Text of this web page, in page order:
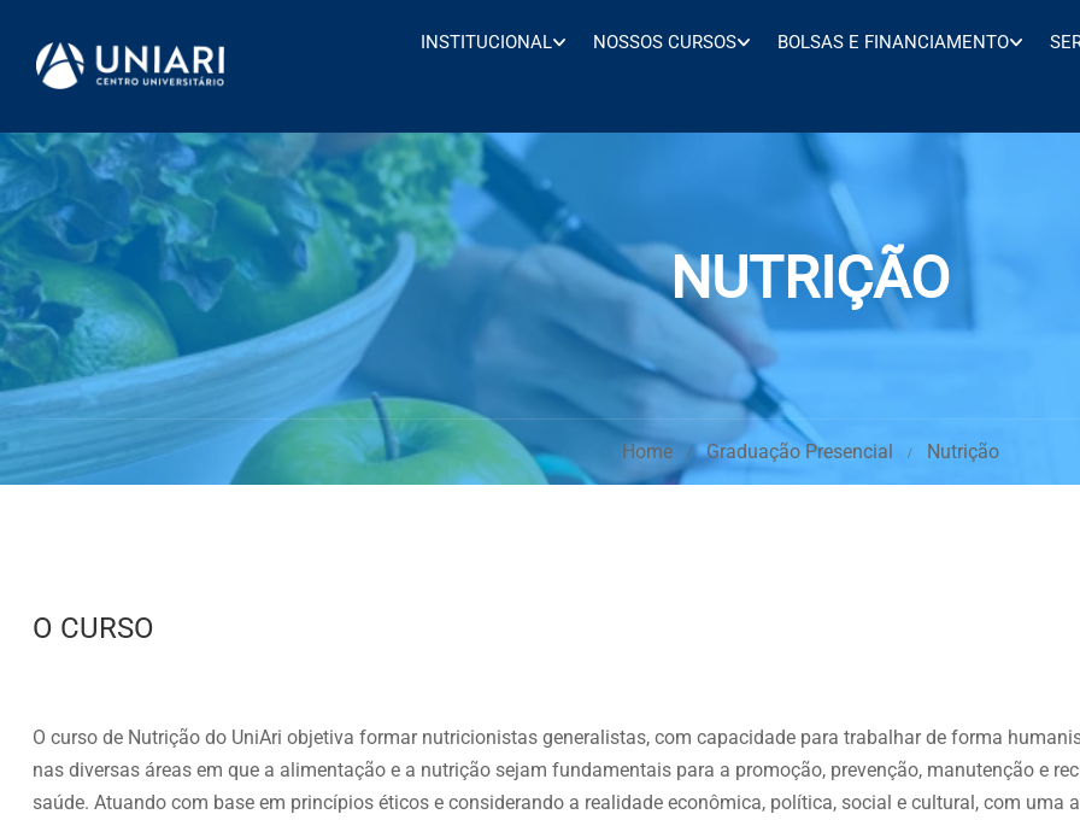
INSTITUCIONAL NOSSOS CURSOS BOLSAS E FINANCIAMENTO
NUTRIÇÃO
Home Graduação Presencial Nutrição
O CURSO
O curso de Nutrição do UniAri objetiva formar nutricionistas generalistas, com capacidade para trabalhar de forma
nas diversas áreas em que a alimentação e a nutrição sejam fundamentais para a promoção, prevenção, manutenção e
saúde. Atuando com base em princípios éticos e considerando a realidade econômica, política, social e cultural, com uma